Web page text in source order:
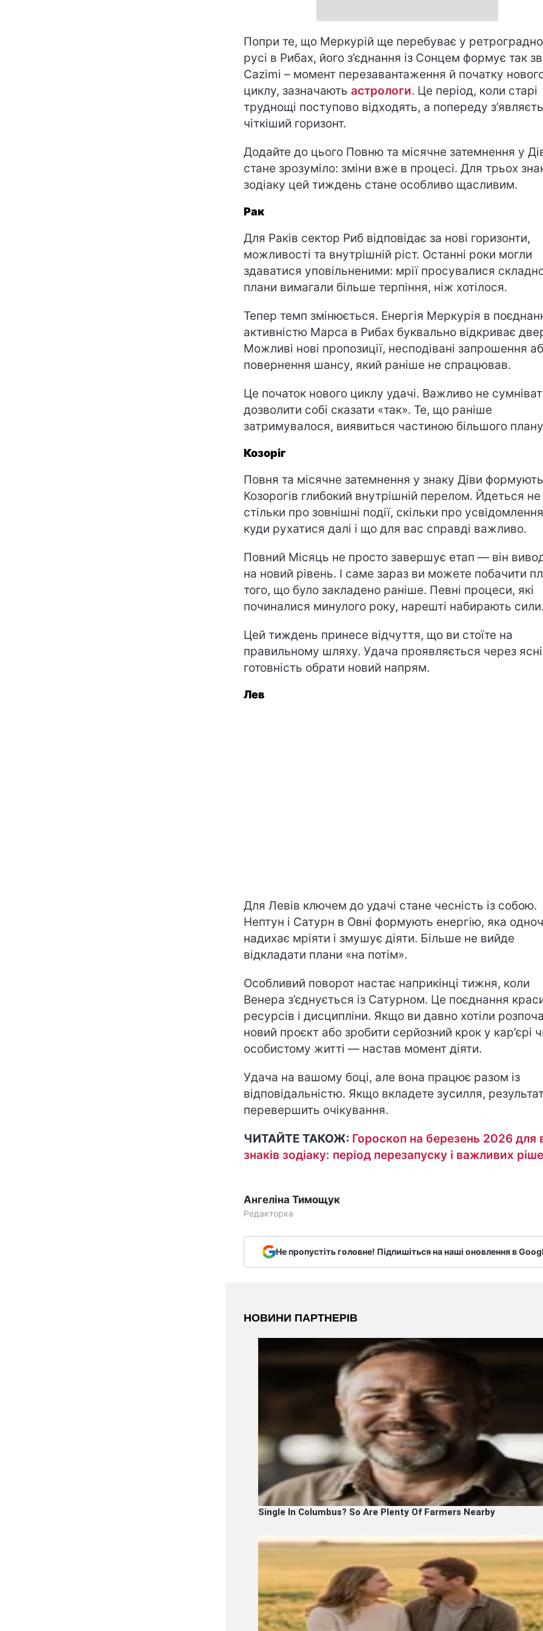
Попри те, що Меркурій ще перебуває у
русі в Рибах, його з’єднання із Сонцем формує так
Cazimi – момент перезавантаження й початку
циклу, зазначають астрологи. Це період, коли старі
труднощі поступово відходять, а попереду
чіткіший горизонт.
Додайте до цього Повню та місячне затемнення у
стане зрозуміло: зміни вже в процесі. Для трьох
зодіаку цей тиждень стане особливо щасливим.
Рак
Для Раків сектор Риб відповідає за нові горизонти,
можливості та внутрішній ріст. Останні роки могли
здаватися уповільненими: мрії просувалися
плани вимагали більше терпіння, ніж хотілося.
Тепер темп змінюється. Енергія Меркурія в
активністю Марса в Рибах буквально відкриває
Можливі нові пропозиції, несподівані запрошення
повернення шансу, який раніше не спрацював.
Це початок нового циклу удачі. Важливо не
дозволити собі сказати «так». Те, що раніше
затримувалося, виявиться частиною більшого
Козоріг
Повня та місячне затемнення у знаку Діви
Козорогів глибокий внутрішній перелом. Йдеться не
стільки про зовнішні події, скільки про
куди рухатися далі і що для вас справді важливо.
Повний Місяць не просто завершує етап — він
на новий рівень. І саме зараз ви можете побачити
того, що було закладено раніше. Певні процеси, які
починалися минулого року, нарешті набирають сили.
Цей тиждень принесе відчуття, що ви стоїте на
правильному шляху. Удача проявляється через
готовність обрати новий напрям.
Лев
Для Левів ключем до удачі стане чесність із собою.
Нептун і Сатурн в Овні формують енергію, яка
надихає мріяти і змушує діяти. Більше не вийде
відкладати плани «на потім».
Особливий поворот настає наприкінці тижня, коли
Венера з’єднується із Сатурном. Це поєднання
ресурсів і дисципліни. Якщо ви давно хотіли
новий проєкт або зробити серйозний крок у кар’єрі
особистому житті — настав момент діяти.
Удача на вашому боці, але вона працює разом із
відповідальністю. Якщо вкладете зусилля,
перевершить очікування.
ЧИТАЙТЕ ТАКОЖ: Гороскоп на березень 2026 для
знаків зодіаку: період перезапуску і важливих
Ангеліна Тимощук
Редакторка
Не пропустіть головне! Підпишіться на наші оновлення в